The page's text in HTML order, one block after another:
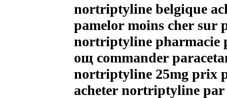
nortriptyline belgique
pamelor moins cher sur
nortriptyline pharmacie
oщ commander
nortriptyline 25mg prix
acheter nortriptyline par